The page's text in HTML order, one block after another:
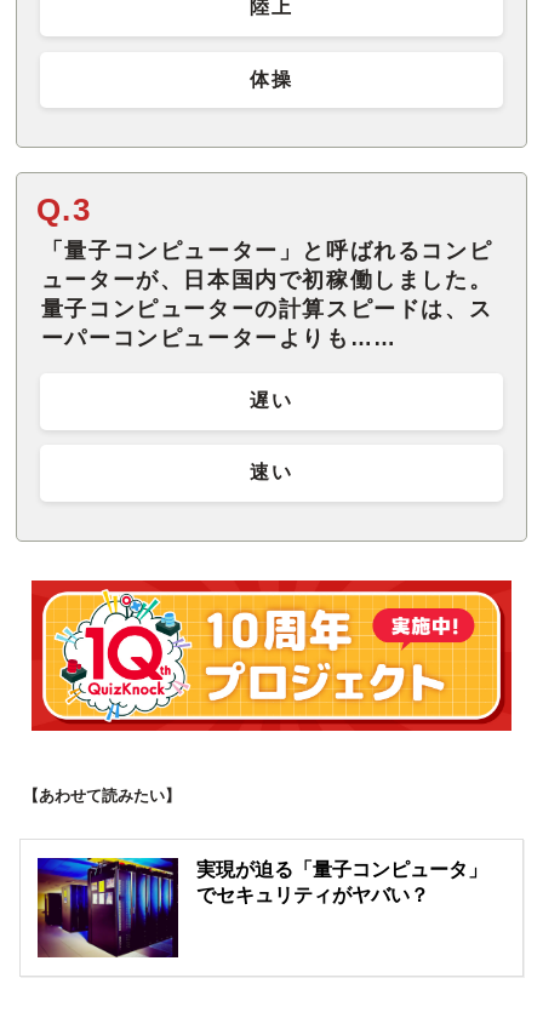
陸上
体操
Q.3
「量子コンピューター」と呼ばれるコンピ
ューターが、日本国内で初稼働しました。
量子コンピューターの計算スピードは、ス
ーパーコンピューターよりも……
遅い
速い
【あわせて読みたい】
実現が迫る「量子コンピュータ」
でセキュリティがヤバい？